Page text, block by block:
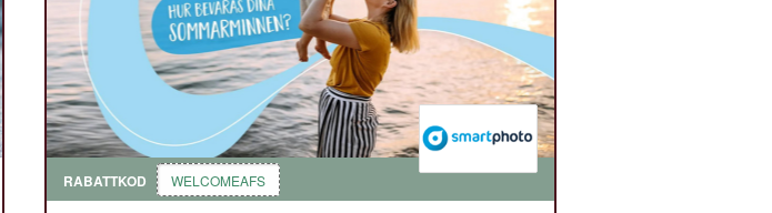
RABATTKOD WELCOMEAFS